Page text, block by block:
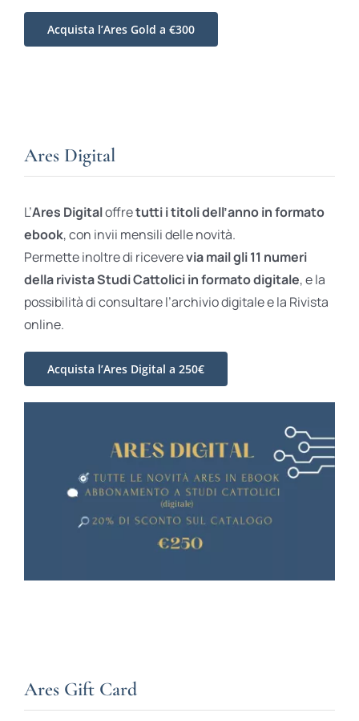
Acquista l’Ares Gold a €300
Ares Digital
L’Ares Digitaloffretutti i titoli dell’anno in formato
ebook, con invii mensili delle novità.
Permette inoltre di riceverevia mail gli 11 numeri
della rivista Studi Cattolici in formato digitale, e la
possibilità di consultare l’archivio digitale e la Rivista
online.
Acquista l’Ares Digital a 250€
Ares Gift Card